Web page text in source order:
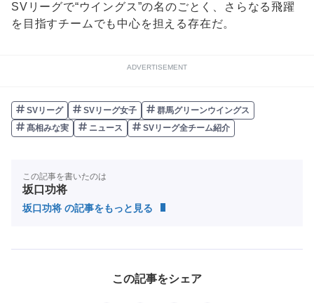
SVリーグで“ウイングス”の名のごとく、さらなる飛躍
を目指すチームでも中心を担える存在だ。
ADVERTISEMENT
SVリーグ SVリーグ女子
群馬グリーンウイングス
髙相みな実
ニュース SVリーグ全チーム紹介
この記事を書いたのは
坂口功将
坂口功将 の記事をもっと見る
この記事をシェア